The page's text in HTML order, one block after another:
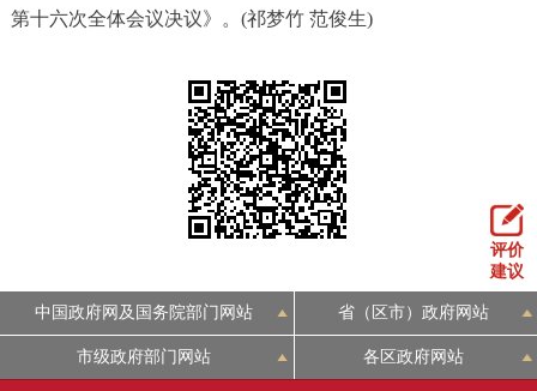
第十六次全体会议决议》。(祁梦竹 范俊生)
评价
建议
中国政府网及国务院部门网站 省（区市）政府网站
市级政府部门网站 各区政府网站